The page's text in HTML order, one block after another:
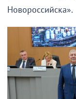
Новороссийска».